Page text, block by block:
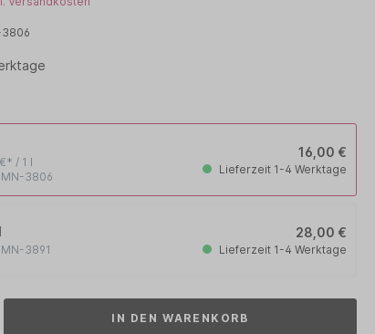
/ 1 l
3806
16,00 €
Lieferzeit 1-4 Werktage
3891
28,00 €
Lieferzeit 1-4 Werktage
IN DEN WARENKORB